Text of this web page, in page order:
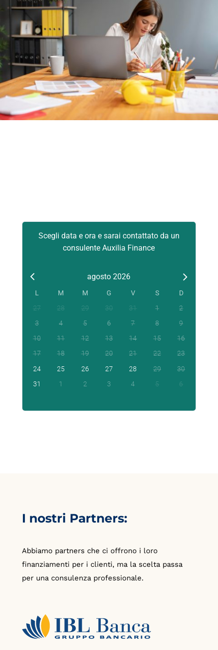
Scegli data e ora e sarai contattato da un
consulente Auxilia Finance
agosto 2026
L M M G V S
D
27
28 29 30 31 1
2
3
4 5 6 7 8
9
10
11 12 13 14 15
16
17
18 19 20 21 22
23
24
25 26 27 28 29
30
31
1 2 3 4 5 6
I nostri Partners:
Abbiamo partners che ci offrono i loro
finanziamenti per i clienti, ma la scelta passa
per una consulenza professionale.